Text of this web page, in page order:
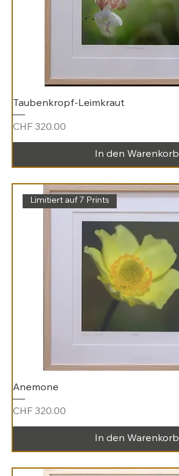
Taubenkropf-Leimkraut
Preis
CHF 320.00
In den Warenkorb
Limitiert auf 7 Prints
Anemone
Preis
CHF 320.00
In den Warenkorb